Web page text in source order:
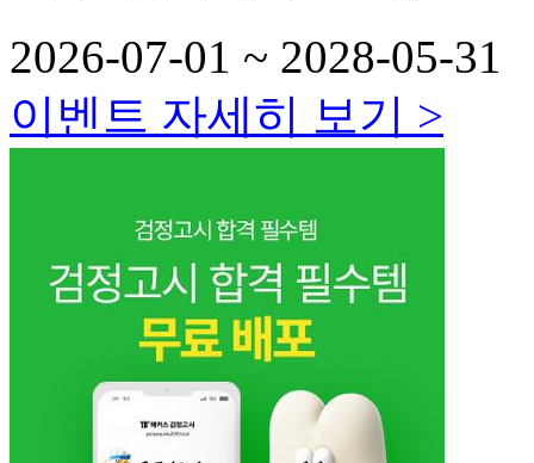
2026-07-01 ~ 2028-05-31
이벤트 자세히 보기 >